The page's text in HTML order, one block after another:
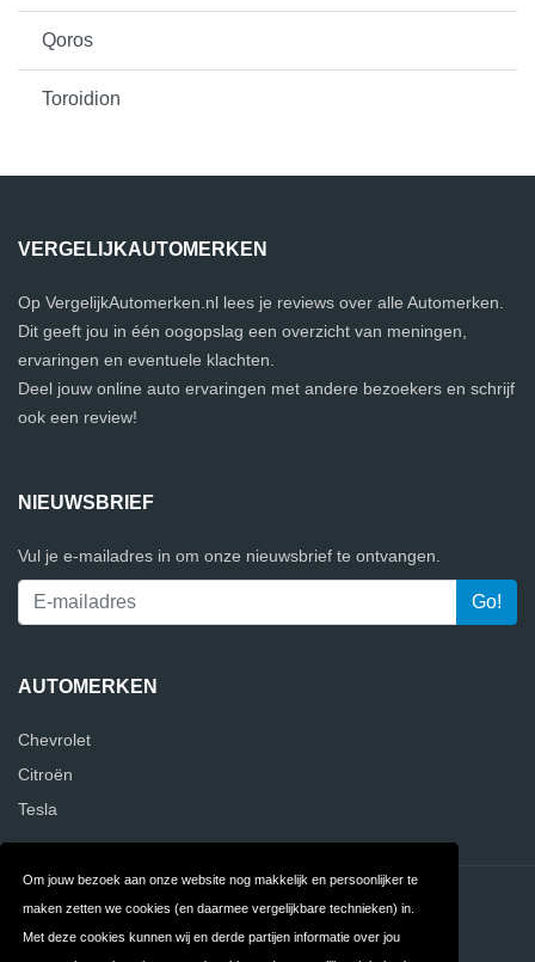
Om jouw bezoek aan onze website nog makkelijk en persoonlijker te
maken zetten we cookies (en daarmee vergelijkbare technieken) in.
Met deze cookies kunnen wij en derde partijen informatie over jou
Qoros
Toroidion
VERGELIJKAUTOMERKEN
Op VergelijkAutomerken.nl lees je reviews over alle Automerken.
Dit geeft jou in één oogopslag een overzicht van meningen,
ervaringen en eventuele klachten.
Deel jouw online auto ervaringen met andere bezoekers en schrijf
ook een review!
NIEUWSBRIEF
Vul je e-mailadres in om onze nieuwsbrief te ontvangen.
AUTOMERKEN
Chevrolet
Citroën
Tesla
Contact Privacy
Algemene FAQ